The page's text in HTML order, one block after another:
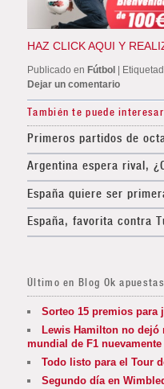
HAZ CLICK AQUI Y
Publicado en Fútbol
Dejar un comentario
También te puede
Primeros partidos de
Argentina espera rival,
España quiere ser
España, favorita contra
Último en Blog Ok apuestas
Sorteo 15 premios para
Lewis Hamilton no dejó
mundial de F1 nuevamente
Todo listo para el Tour
Segundo día en